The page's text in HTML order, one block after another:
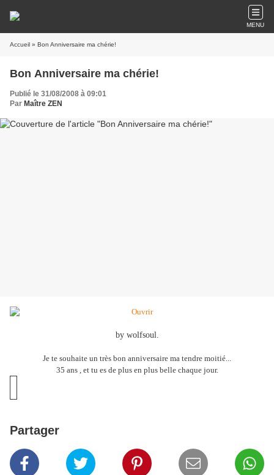
MENU
Accueil » Bon Anniversaire ma chérie!
Bon Anniversaire ma chérie!
Publié le 31/08/2008 à 09:01
Par Maître ZEN
by wolfsoul.
Je te souhaite un très bon anniversaire ma tendre moitié...
35 ans , et tu es de plus en plus belle chaque jour.
Partager